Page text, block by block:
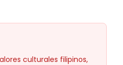
culturales filipinos,